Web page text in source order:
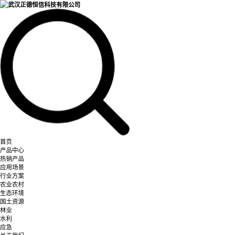
首页
产品中心
热销产品
应用场景
行业方案
农业农村
生态环境
国土资源
林业
水利
应急